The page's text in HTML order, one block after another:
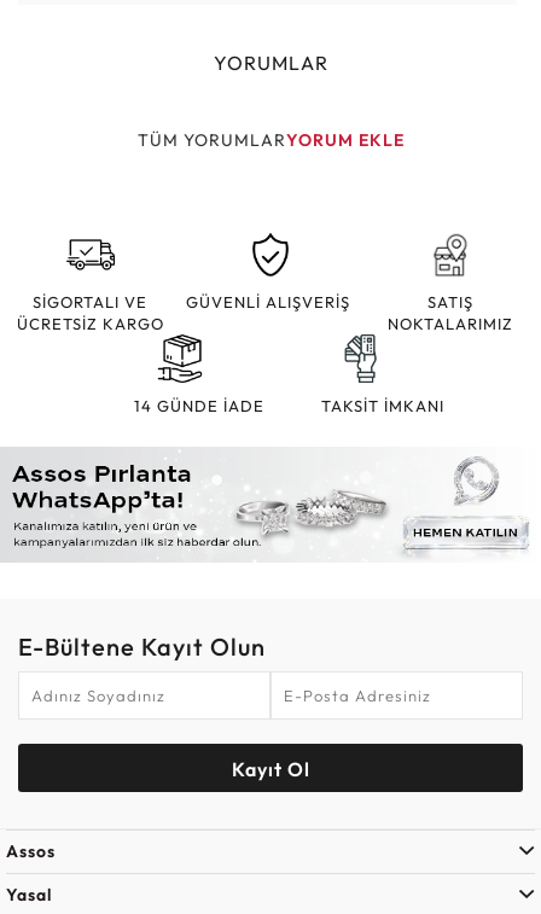
YORUMLAR
TÜM YORUMLARYORUM EKLE
SİGORTALI VE
ÜCRETSİZ KARGO
GÜVENLİ ALIŞVERİŞ
SATIŞ
NOKTALARIMIZ
14 GÜNDE İADE TAKSİT İMKANI
E-Bültene Kayıt Olun
Kayıt Ol
Assos
Yasal